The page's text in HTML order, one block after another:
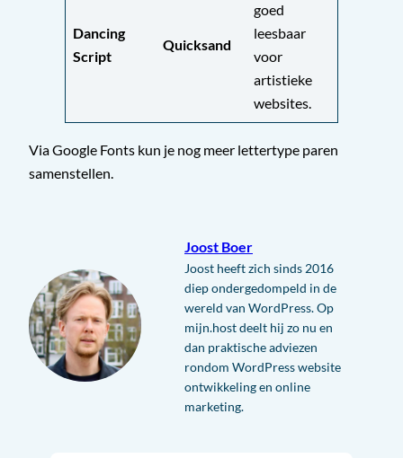
Dancing
Script
Quicksand
goed
leesbaar
voor
artistieke
websites.
Via Google Fonts kun je nog meer lettertype paren
samenstellen.
Joost Boer
Joost heeft zich sinds 2016
diep ondergedompeld in de
wereld van WordPress. Op
mijn.host deelt hij zo nu en
dan praktische adviezen
rondom WordPress website
ontwikkeling en online
marketing.